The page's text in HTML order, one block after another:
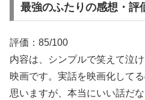
最強のふたりの感想・評
評価：85/100
内容は、シンプルで笑えて泣
映画です。実話を映画化して
思いますが、本当にいい話だ